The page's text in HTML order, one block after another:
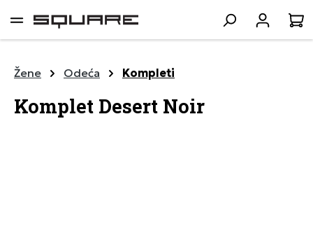
sadržaj
Žene Odeća Kompleti
Komplet Desert Noir